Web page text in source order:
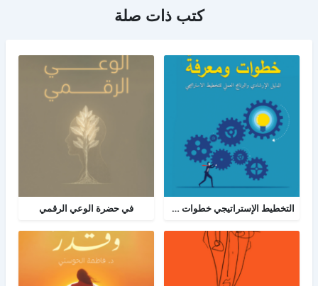
كتب ذات صلة
التخطيط الإستراتيجي خطوات ومعرفة: الدليل الإرشادي والبرنامج العملي للتخطيط في حضرة الوعي الرقمي